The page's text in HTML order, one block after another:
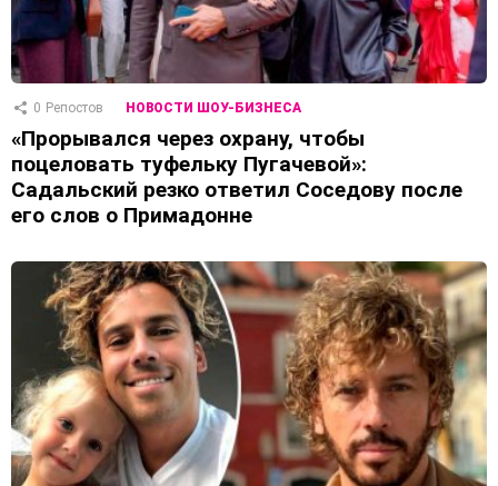
0 Репостов НОВОСТИ ШОУ-БИЗНЕСА
«Прорывался через охрану, чтобы
поцеловать туфельку Пугачевой»:
Садальский резко ответил Соседову после
его слов о Примадонне